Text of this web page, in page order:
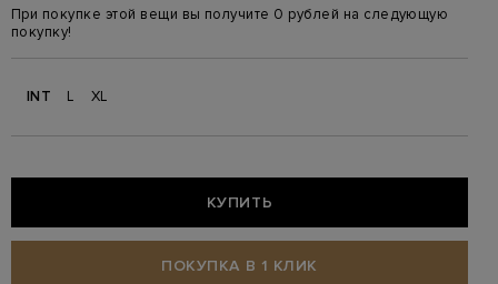
При покупке этой вещи вы получите 0 рублей на следующую
покупку!
INT L XL
КУПИТЬ
ПОКУПКА В 1 КЛИК